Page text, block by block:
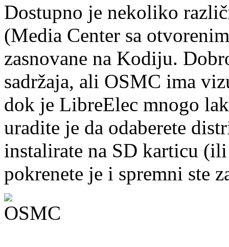
Dostupno je nekoliko
(Media Center sa
zasnovane na Kodiju.
sadržaja, ali OSMC ima
dok je LibreElec mnogo
uradite je da odaberete
instalirate na SD karticu
pokrenete je i spremni ste